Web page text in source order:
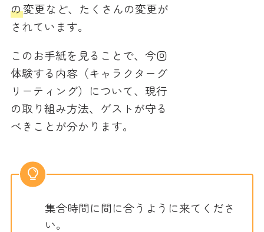
の変更など、たくさんの変更が
されています。
このお手紙を見ることで、今回
体験する内容（キャラクターグ
リーティング）について、現行
の取り組み方法、ゲストが守る
べきことが分かります。
集合時間に間に合うように来てくださ
い。